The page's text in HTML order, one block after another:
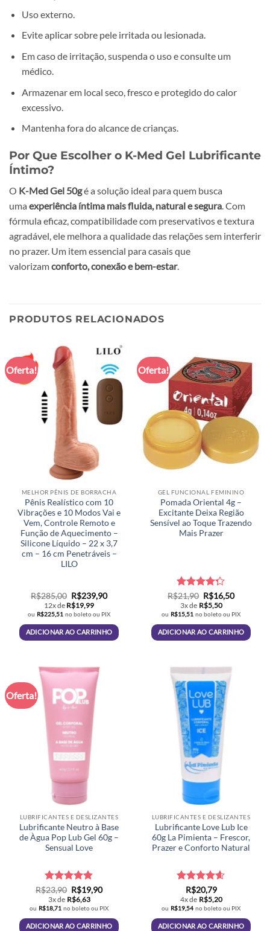
Uso externo.
Evite aplicar sobre pele irritada ou lesionada.
Em caso de irritação, suspenda o uso e consulte um
médico.
Armazenar em local seco, fresco e protegido do calor
excessivo.
Mantenha fora do alcance de crianças.
Por Que Escolher o K-Med Gel Lubrificante
Íntimo?
O K-Med Gel 50gé a solução ideal para quem busca
uma experiência íntima mais fluida, natural e segura . Com
fórmula eficaz, compatibilidade com preservativos e textura
agradável, ele melhora a qualidade das relações sem interferir
no prazer. Um item essencial para casais que
valorizamconforto, conexão e bem-estar.
PRODUTOS RELACIONADOS
Oferta!
MELHOR PÊNIS DE BORRACHA
Pênis Realístico com 10
Vibrações e 10 Modos Vai e
Vem, Controle Remoto e
Função de Aquecimento –
Silicone Líquido – 22 x 3,7
cm – 16 cm Penetráveis –
LILO
R$285,00 O
preço
original
era:
R$285,00.
R$239,90O
atual
é:
R$239,90.
12x de R$19,99
ou R$225,51 no boleto ou PIX
ADICIONAR AO CARRINHO
Oferta!
GEL FUNCIONAL FEMININO
Pomada Oriental 4g –
Excitante Deixa Região
Sensível ao Toque Trazendo
Mais Prazer
Avaliação
4.26de 5
R$21,90 O
preço
original
era:
R$21,90.
R$16,50O
atual
é:
R$16,50.
3x de R$5,50
ou R$15,51 no boleto ou PIX
ADICIONAR AO CARRINHO
Oferta!
LUBRIFICANTES E DESLIZANTES
Lubrificante Neutro à Base
de Àgua Pop Lub Gel 60g –
Sensual Love
Avaliação
4.79de 5
R$23,90 O
preço
original
era:
R$23,90.
R$19,90O
atual
é:
R$19,90.
3x de R$6,63
ou R$18,71 no boleto ou PIX
ADICIONAR AO CARRINHO
LUBRIFICANTES E DESLIZANTES
Lubrificante Love Lub Ice
60g La Pimienta – Frescor,
Prazer e Conforto Natural
Avaliação
4.6de 5
R$20,79
4x de R$5,20
ou R$19,54 no boleto ou PIX
ADICIONAR AO CARRINHO